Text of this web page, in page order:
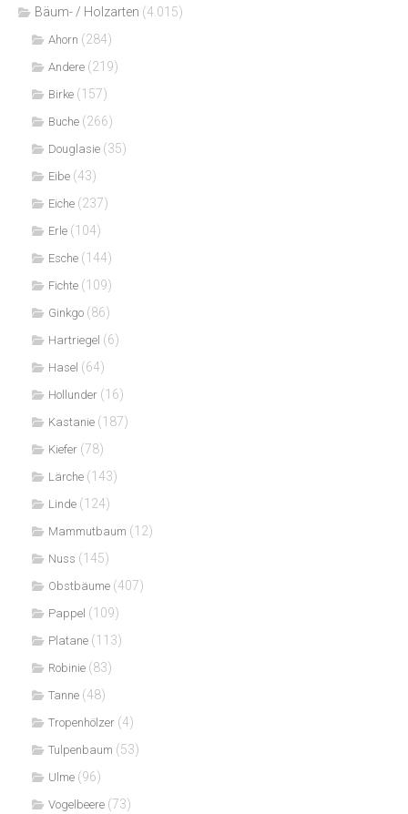
Bäum- / Holzarten (4.015)
Ahorn (284)
Andere (219)
Birke (157)
Buche (266)
Douglasie (35)
Eibe (43)
Eiche (237)
Erle (104)
Esche (144)
Fichte (109)
Ginkgo (86)
Hartriegel (6)
Hasel (64)
Hollunder (16)
Kastanie (187)
Kiefer (78)
Lärche (143)
Linde (124)
Mammutbaum (12)
Nuss (145)
Obstbäume (407)
Pappel (109)
Platane (113)
Robinie (83)
Tanne (48)
Tropenhölzer (4)
Tulpenbaum (53)
Ulme (96)
Vogelbeere (73)